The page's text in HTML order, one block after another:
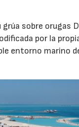
sobre orugas
por la
entorno marino